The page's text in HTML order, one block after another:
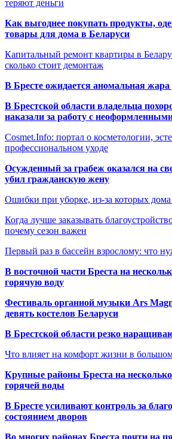
теряют деньги
Как выгоднее покупать продукты,
товары для дома в Беларуси
Капитальный ремонт квартиры в
сколько стоит демонтаж
В Бресте ожидается аномальная жара
В Брестской области владельца
наказали за работу с
Cosmet.Info: портал о косметологии,
профессиональном уходе
Осужденный за грабеж оказался на
убил гражданскую жену
Ошибки при уборке, из-за которых дома
Когда лучше заказывать
почему сезон важен
Первый раз в бассейн взрослому: что
В восточной части Бреста на
горячую воду
Фестиваль органной музыки Ars
девять костелов Беларуси
В Брестской области резко
Что влияет на комфорт жизни в
Крупные районы Бреста на несколько
горячей воды
В Бресте усиливают контроль за
состоянием дворов
Во многих районах Бреста почти на